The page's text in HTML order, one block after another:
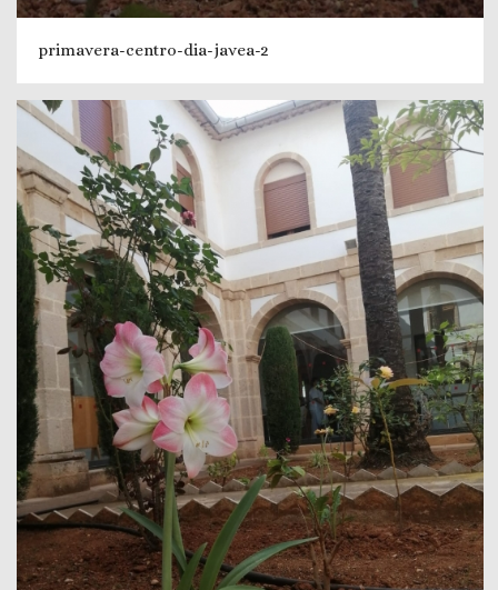
primavera-centro-dia-javea-2